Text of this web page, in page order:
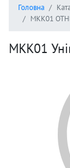
Головна
MKK01
MKK01